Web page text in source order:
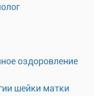
оздоровление
шейки матки